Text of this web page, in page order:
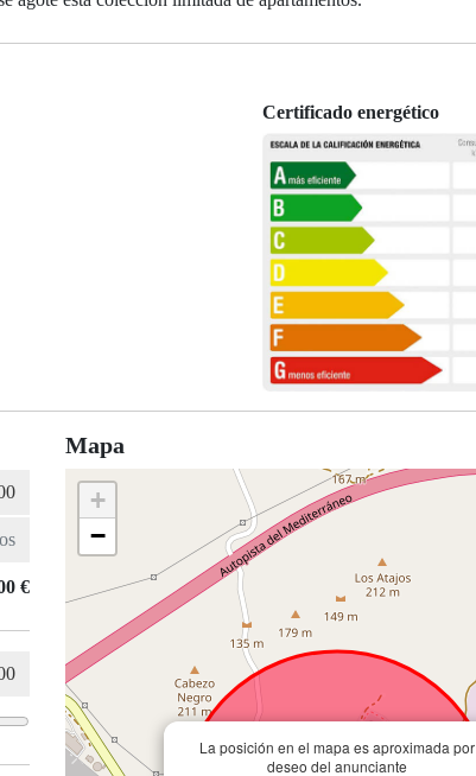
Certificado energético
€
Mapa
La posición en el mapa es aproximada por
deseo del anunciante
+
−